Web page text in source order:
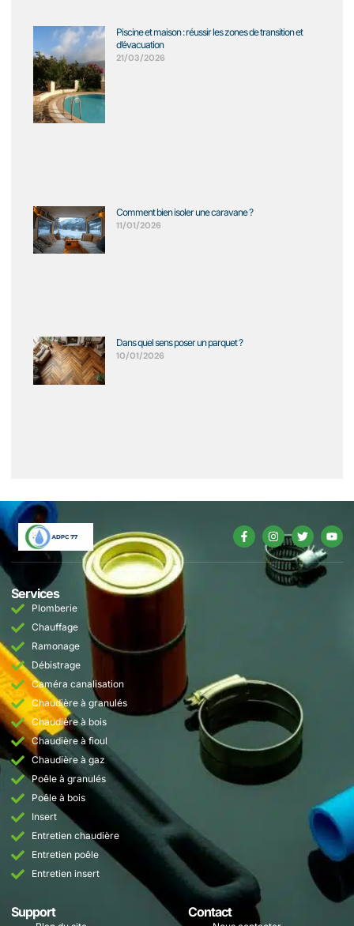
Piscine et maison : réussir les zones de transition et
d’évacuation
21/03/2026
Comment bien isoler une caravane ?
11/01/2026
Dans quel sens poser un parquet ?
10/01/2026
Services
Plomberie
Chauffage
Ramonage
Débistrage
Caméra canalisation
Chaudière à granulés
Chaudière à bois
Chaudière à fioul
Chaudière à gaz
Poêle à granulés
Poêle à bois
Insert
Entretien chaudière
Entretien poêle
Entretien insert
Support Contact